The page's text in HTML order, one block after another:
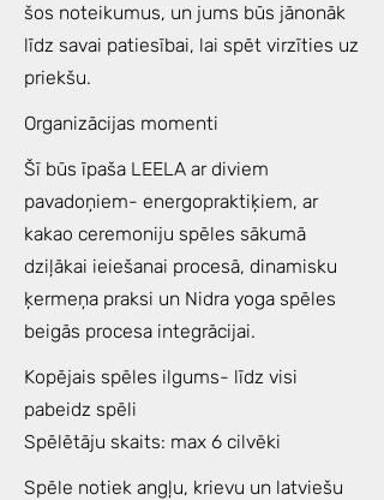
šos noteikumus, un jums būs jānonāk
līdz savai patiesībai, lai spēt virzīties uz
priekšu.
Organizācijas momenti
Šī būs īpaša LEELA ar diviem
pavadoņiem- energopraktiķiem, ar
kakao ceremoniju spēles sākumā
dziļākai ieiešanai procesā, dinamisku
ķermeņa praksi un Nidra yoga spēles
beigās procesa integrācijai.
Kopējais spēles ilgums- līdz visi
pabeidz spēli
Spēlētāju skaits: max 6 cilvēki
Spēle notiek angļu, krievu un latviešu